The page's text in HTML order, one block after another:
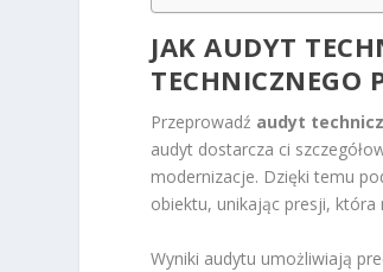
JAKAUDYT
TECHNICZNEGO
Przeprowadź audyt
audyt dostarcza ci
modernizacje. Dzięki temu
obiektu, unikając presji,
Wyniki audytu umożliwiają